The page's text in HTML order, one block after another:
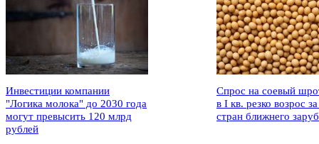
Инвестиции компании
"Логика молока" до 2030 года
могут превысить 120 млрд
рублей
Спрос на соевый
в I кв. резко возрос
стран ближнего